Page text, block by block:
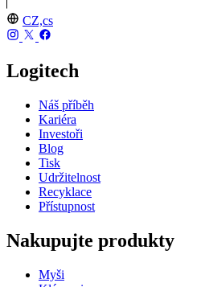
CZ,cs
Logitech
Náš příběh
Kariéra
Investoři
Blog
Tisk
Udržitelnost
Recyklace
Přístupnost
Nakupujte produkty
Myši